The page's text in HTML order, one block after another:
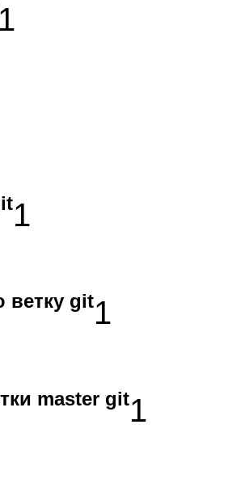
1
1
ветку git1
master git1